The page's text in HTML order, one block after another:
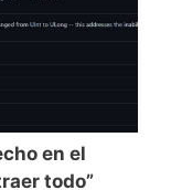
en el
todo”